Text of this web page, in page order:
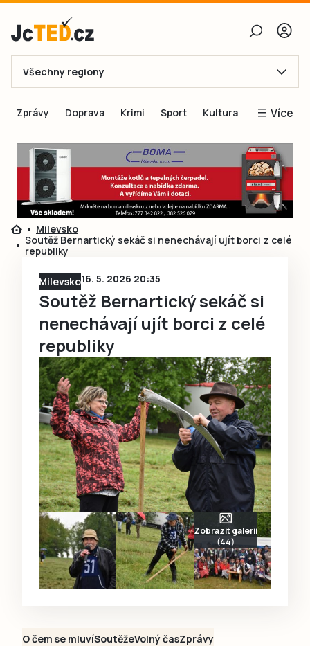
E-mail
Obnovit heslo
Přihlásit se
Ještě nemám účet, chci se
Všechny regiony
Zprávy Doprava Krimi Sport Kultura Více
Blogy
Inspirace
Čtenáři píší
Speciální přílohy
Milevsko
Soutěž Bernartický sekáč si nenechávají ujít borci z celé
republiky
Milevsko16. 5. 2026 20:35
Soutěž Bernartický sekáč si
nenechávají ujít borci z celé
republiky
Zobrazit galerii
(44)
O čem se mluvíSoutěžeVolný časZprávy